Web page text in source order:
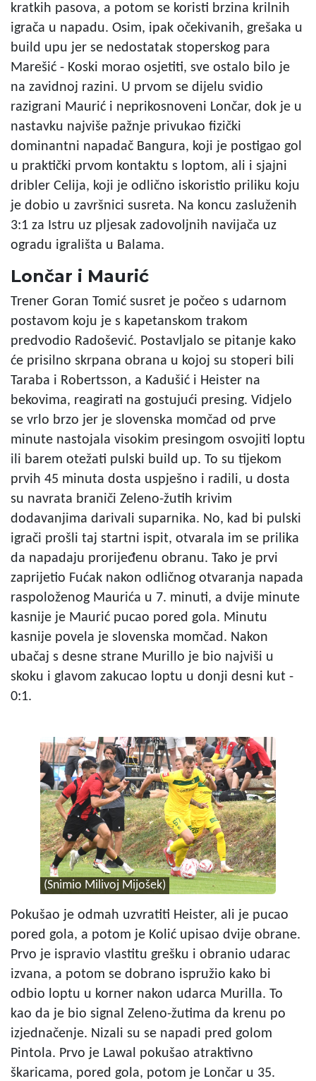
kratkih pasova, a potom se koristi brzina krilnih
igrača u napadu. Osim, ipak očekivanih, grešaka u
build upu jer se nedostatak stoperskog para
Marešić - Koski morao osjetiti, sve ostalo bilo je
na zavidnoj razini. U prvom se dijelu svidio
razigrani Maurić i neprikosnoveni Lončar, dok je u
nastavku najviše pažnje privukao fizički
dominantni napadač Bangura, koji je postigao gol
u praktički prvom kontaktu s loptom, ali i sjajni
dribler Celija, koji je odlično iskoristio priliku koju
je dobio u završnici susreta. Na koncu zasluženih
3:1 za Istru uz pljesak zadovoljnih navijača uz
ogradu igrališta u Balama.
Lončar i Maurić
Trener Goran Tomić susret je počeo s udarnom
postavom koju je s kapetanskom trakom
predvodio Radošević. Postavljalo se pitanje kako
će prisilno skrpana obrana u kojoj su stoperi bili
Taraba i Robertsson, a Kadušić i Heister na
bekovima, reagirati na gostujući presing. Vidjelo
se vrlo brzo jer je slovenska momčad od prve
minute nastojala visokim presingom osvojiti loptu
ili barem otežati pulski build up. To su tijekom
prvih 45 minuta dosta uspješno i radili, u dosta
su navrata braniči Zeleno-žutih krivim
dodavanjima darivali suparnika. No, kad bi pulski
igrači prošli taj startni ispit, otvarala im se prilika
da napadaju prorijeđenu obranu. Tako je prvi
zaprijetio Fućak nakon odličnog otvaranja napada
raspoloženog Maurića u 7. minuti, a dvije minute
kasnije je Maurić pucao pored gola. Minutu
kasnije povela je slovenska momčad. Nakon
ubačaj s desne strane Murillo je bio najviši u
skoku i glavom zakucao loptu u donji desni kut -
0:1.
(Snimio Milivoj Mijošek)
Pokušao je odmah uzvratiti Heister, ali je pucao
pored gola, a potom je Kolić upisao dvije obrane.
Prvo je ispravio vlastitu grešku i obranio udarac
izvana, a potom se dobrano ispružio kako bi
odbio loptu u korner nakon udarca Murilla. To
kao da je bio signal Zeleno-žutima da krenu po
izjednačenje. Nizali su se napadi pred golom
Pintola. Prvo je Lawal pokušao atraktivno
škaricama, pored gola, potom je Lončar u 35.